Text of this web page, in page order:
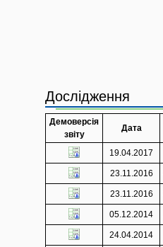
Дослідження
Демоверсія
звіту
Дата
19.04.2017
23.11.2016
23.11.2016
05.12.2014
24.04.2014